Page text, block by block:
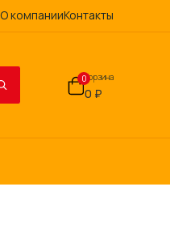
О компанииКонтакты
0Корзина
0 ₽